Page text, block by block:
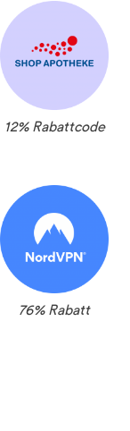
12% Rabattcode
76% Rabatt